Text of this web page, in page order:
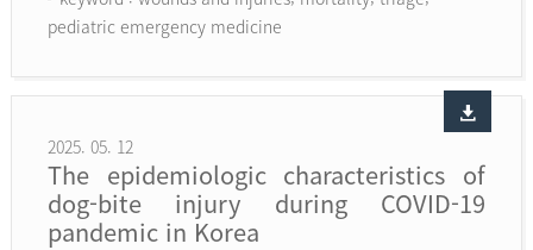
pediatric emergency medicine
2025. 05. 12
The epidemiologic characteristics of
dog-bite injury during COVID-19
pandemic in Korea